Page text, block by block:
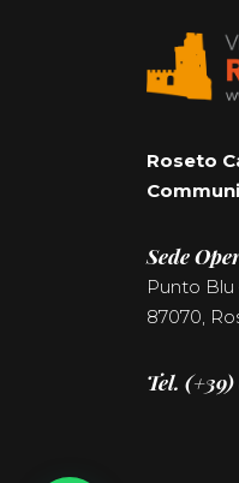
Roseto
Sede
Punto Blu
87070,
Tel.